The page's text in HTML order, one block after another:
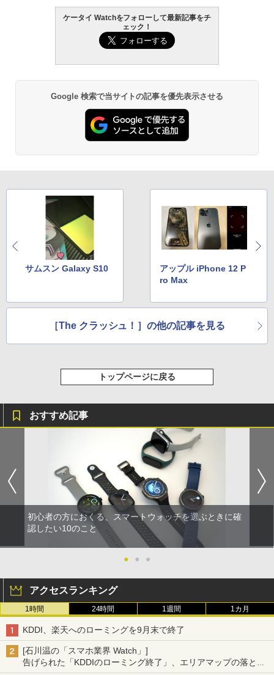
ケータイ Watchをフォローして最新記事をチ
ェック！
Google 検索で当サイトの記事を優先表示させる
サムスン Galaxy S10
アップル iPhone 12 P
ro Max
［The クラッシュ！］の他の記事を見る
トップページに戻る
おすすめ記事
初心者の方におくる、スマートウォッチを選ぶときに確
認したい10のこと
● ● ●
アクセスランキング
1時間 24時間 1週間 1カ月
KDDI、楽天へのローミングを9月末で終了
[石川温の「スマホ業界 Watch」]
告げられた「KDDIのローミング終了」、エリアマップの落とし